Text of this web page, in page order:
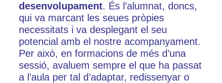
desenvolupament. És l’alumnat, doncs,
qui va marcant les seues pròpies
necessitats i va desplegant el seu
potencial amb el nostre acompanyament.
Per això, en formacions de més d’una
sessió, avaluem sempre el que ha passat
a l’aula per tal d’adaptar, redissenyar o